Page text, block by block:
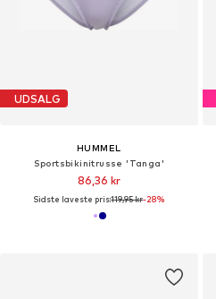
UDSALG
HUMMEL
Sportsbikinitrusse 'Tanga'
86,36 kr
Sidste laveste pris:119,95 kr-28%